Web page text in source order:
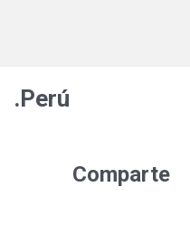
.Perú
Comparte